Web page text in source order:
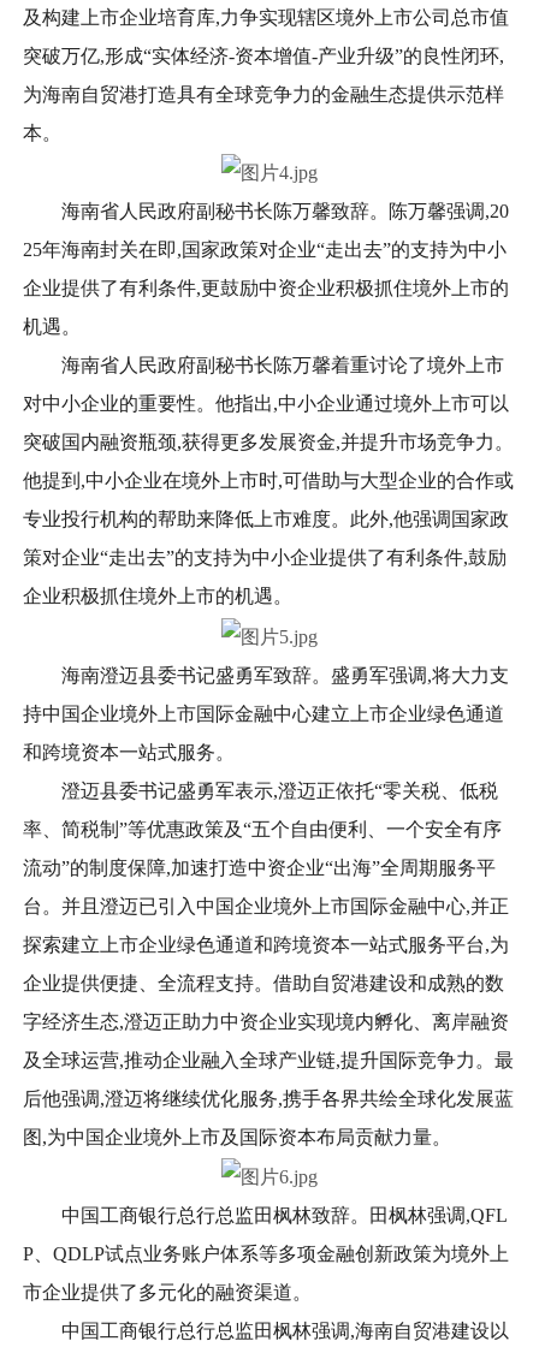
及构建上市企业培育库,力争实现辖区境外上市公司总市值
突破万亿,形成“实体经济-资本增值-产业升级”的良性闭环,
为海南自贸港打造具有全球竞争力的金融生态提供示范样
本。
海南省人民政府副秘书长陈万馨致辞。陈万馨强调,20
25年海南封关在即,国家政策对企业“走出去”的支持为中小
企业提供了有利条件,更鼓励中资企业积极抓住境外上市的
机遇。
海南省人民政府副秘书长陈万馨着重讨论了境外上市
对中小企业的重要性。他指出,中小企业通过境外上市可以
突破国内融资瓶颈,获得更多发展资金,并提升市场竞争力。
他提到,中小企业在境外上市时,可借助与大型企业的合作或
专业投行机构的帮助来降低上市难度。此外,他强调国家政
策对企业“走出去”的支持为中小企业提供了有利条件,鼓励
企业积极抓住境外上市的机遇。
海南澄迈县委书记盛勇军致辞。盛勇军强调,将大力支
持中国企业境外上市国际金融中心建立上市企业绿色通道
和跨境资本一站式服务。
澄迈县委书记盛勇军表示,澄迈正依托“零关税、低税
率、简税制”等优惠政策及“五个自由便利、一个安全有序
流动”的制度保障,加速打造中资企业“出海”全周期服务平
台。并且澄迈已引入中国企业境外上市国际金融中心,并正
探索建立上市企业绿色通道和跨境资本一站式服务平台,为
企业提供便捷、全流程支持。借助自贸港建设和成熟的数
字经济生态,澄迈正助力中资企业实现境内孵化、离岸融资
及全球运营,推动企业融入全球产业链,提升国际竞争力。最
后他强调,澄迈将继续优化服务,携手各界共绘全球化发展蓝
图,为中国企业境外上市及国际资本布局贡献力量。
中国工商银行总行总监田枫林致辞。田枫林强调,QFL
P、QDLP试点业务账户体系等多项金融创新政策为境外上
市企业提供了多元化的融资渠道。
中国工商银行总行总监田枫林强调,海南自贸港建设以